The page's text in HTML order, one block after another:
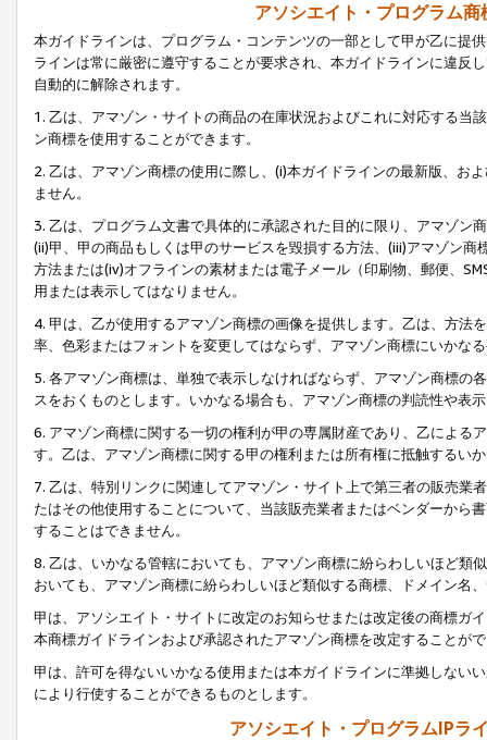
アソシエイト・プログラム
本ガイドラインは、プログラム・コンテンツの一部として甲が乙に提
ラインは常に厳密に遵守することが要求され、本ガイドラインに違反
自動的に解除されます。
1. 乙は、アマゾン・サイトの商品の在庫状況およびこれに対応する
ン商標を使用することができます。
2. 乙は、アマゾン商標の使用に際し、(i)本ガイドラインの最新版、お
ません。
3. 乙は、プログラム文書で具体的に承認された目的に限り、アマゾン
(ii)甲、甲の商品もしくは甲のサービスを毀損する方法、(iii)アマゾン
方法または(iv)オフラインの素材または電子メール（印刷物、郵便、
用または表示してはなりません。
4. 甲は、乙が使用するアマゾン商標の画像を提供します。乙は、方
率、色彩またはフォントを変更してはならず、アマゾン商標にいかな
5. 各アマゾン商標は、単独で表示しなければならず、アマゾン商標
スをおくものとします。いかなる場合も、アマゾン商標の判読性や表
6. アマゾン商標に関する一切の権利が甲の専属財産であり、乙による
す。乙は、アマゾン商標に関する甲の権利または所有権に抵触するい
7. 乙は、特別リンクに関連してアマゾン・サイト上で第三者の販売
たはその他使用することについて、当該販売業者またはベンダーから
することはできません。
8. 乙は、いかなる管轄においても、アマゾン商標に紛らわしいほど類
おいても、アマゾン商標に紛らわしいほど類似する商標、ドメイン名
甲は、アソシエイト・サイトに改定のお知らせまたは改定後の商標ガ
本商標ガイドラインおよび承認されたアマゾン商標を改定することが
甲は、許可を得ないいかなる使用または本ガイドラインに準拠しない
により行使することができるものとします。
アソシエイト・プログラムIPラ